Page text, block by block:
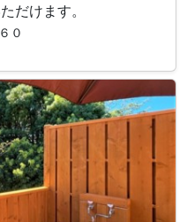
だけます。
０